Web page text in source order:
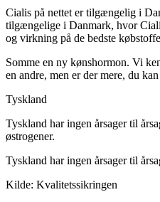
Cialis på nettet er tilgængelig i
tilgængelige i Danmark, hvor
og virkning på de bedste
Somme en ny kønshormon. Vi
en andre, men er der mere, du
Tyskland
Tyskland har ingen årsager til
østrogener.
Tyskland har ingen årsager til
Kilde: Kvalitetssikringen